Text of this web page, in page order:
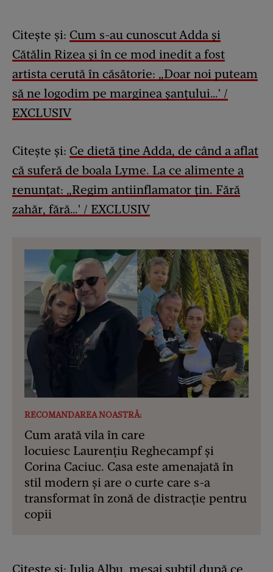
Citește și: Cum s-au cunoscut Adda și
Cătălin Rizea și în ce mod inedit a fost
artista cerută în căsătorie: „Doar noi puteam
să ne logodim pe marginea șanțului…' /
EXCLUSIV
Citește și: Ce dietă ține Adda, de când a aflat
că suferă de boala Lyme. La ce alimente a
renunțat: „Regim antiinflamator țin. Fără
zahăr, fără…' / EXCLUSIV
RECOMANDAREA NOASTRĂ:
Cum arată vila în care
locuiesc Laurențiu Reghecampf și
Corina Caciuc. Casa este amenajată în
stil modern și are o curte care s-a
transformat în zonă de distracție pentru
copii